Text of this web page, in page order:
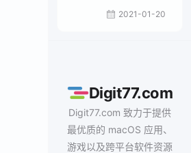
2021-01-20
Digit77.com
Digit77.com 致力于提供
最优质的 macOS 应用、
游戏以及跨平台软件资源